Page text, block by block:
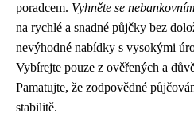
poradcem. Vyhněte se
na rychlé a snadné půjčky bez
nevýhodné nabídky s vysokými
Vybírejte pouze z ověřených a
Pamatujte, že zodpovědné
stabilitě.